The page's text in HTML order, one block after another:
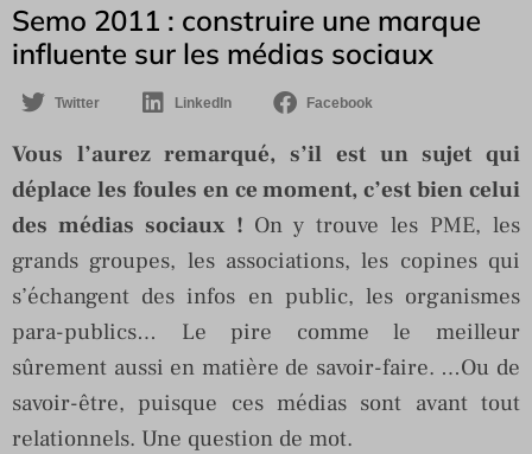
Semo 2011 : construire une marque
influente sur les médias sociaux
Twitter LinkedIn Facebook
Vous l’aurez remarqué, s’il est un sujet qui
déplace les foules en ce moment, c’est bien celui
des médias sociaux ! On y trouve les PME, les
grands groupes, les associations, les copines qui
s’échangent des infos en public, les organismes
para-publics… Le pire comme le meilleur
sûrement aussi en matière de savoir-faire. …Ou de
savoir-être, puisque ces médias sont avant tout
relationnels. Une question de mot.